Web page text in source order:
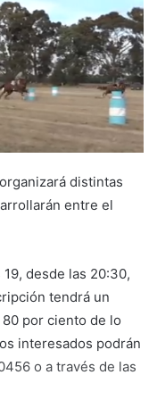
distintas
entre el
desde las 20:30,
tendrá un
por ciento de lo
interesados podrán
o a través de las